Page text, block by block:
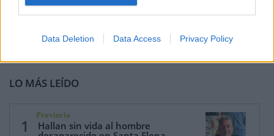
Data Deletion Data Access Privacy Policy
LO MÁS LEÍDO
1
Provincia
Hallan sin vida al hombre